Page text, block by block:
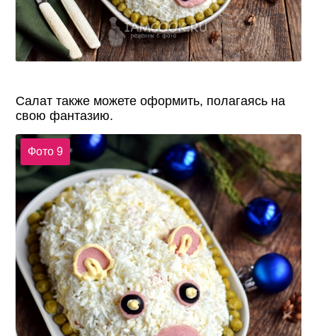
Салат также можете оформить, полагаясь на
свою фантазию.
Фото 9